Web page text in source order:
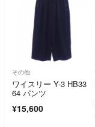
その他
ワイスリー Y-3 HB33
64 パンツ
¥15,600